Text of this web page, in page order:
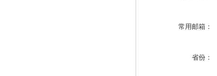
常用邮箱：
省份：